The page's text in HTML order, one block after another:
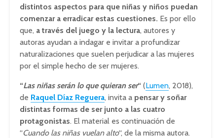
distintos aspectos para que niñas y niños puedan
comenzar a erradicar estas cuestiones. Es por ello
que, a través del juego y la lectura, autores y
autoras ayudan a indagar e invitar a profundizar
naturalizaciones que suelen perjudicar a las mujeres
por el simple hecho de ser mujeres.
“Las niñas serán lo que quieran ser“ (Lumen, 2018),
de Raquel Díaz Reguera, invita a pensar y soñar
distintas formas de ser junto a las cuatro
protagonistas. El material es continuación de
“Cuando las niñas vuelan alto“, de la misma autora.